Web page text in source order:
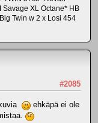
Savage XL Octane* HB
Twin w 2 x Losi 454
#2085
ehkäpä ei ole